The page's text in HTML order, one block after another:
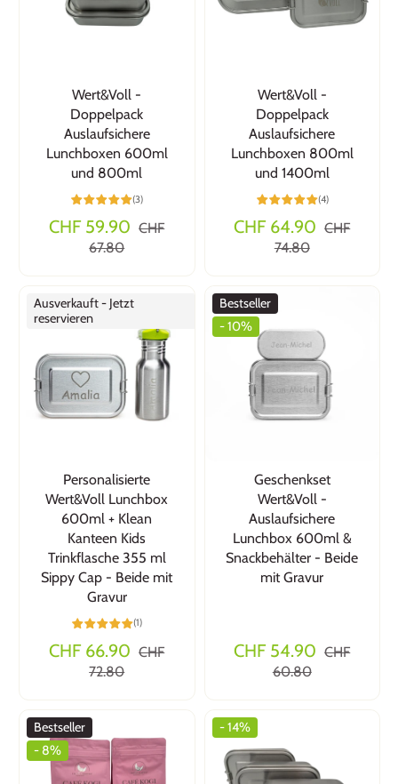
Wert&Voll -
Doppelpack
Auslaufsichere
Lunchboxen 600ml
und 800ml
(3)
CHF 59.90 CHF
67.80
Wert&Voll -
Doppelpack
Auslaufsichere
Lunchboxen 800ml
und 1400ml
(4)
CHF 64.90 CHF
74.80
Ausverkauft - Jetzt
reservieren
Personalisierte
Wert&Voll Lunchbox
600ml + Klean
Kanteen Kids
Trinkflasche 355 ml
Sippy Cap - Beide mit
Gravur
(1)
CHF 66.90 CHF
72.80
Bestseller
- 10%
Geschenkset
Wert&Voll -
Auslaufsichere
Lunchbox 600ml &
Snackbehälter - Beide
mit Gravur
CHF 54.90 CHF
60.80
Bestseller
- 8%
- 14%